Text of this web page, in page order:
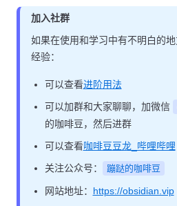
加入社群
如果在使用和学习中有不明白的
经验：
可以查看进阶用法
可以加群和大家聊聊，加微信
的咖啡豆，然后进群
可以查看咖啡豆豆龙_哔哩哔哩
关注公众号：
蹦跶的咖啡豆
网站地址： https://obsidian.vip